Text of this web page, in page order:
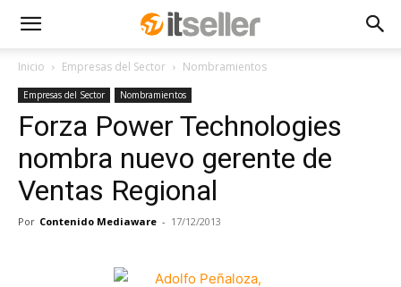
Inicio Empresas del Sector Nombramientos
Empresas del Sector Nombramientos
Forza Power Technologies
nombra nuevo gerente de
Ventas Regional
Por Contenido Mediaware - 17/12/2013